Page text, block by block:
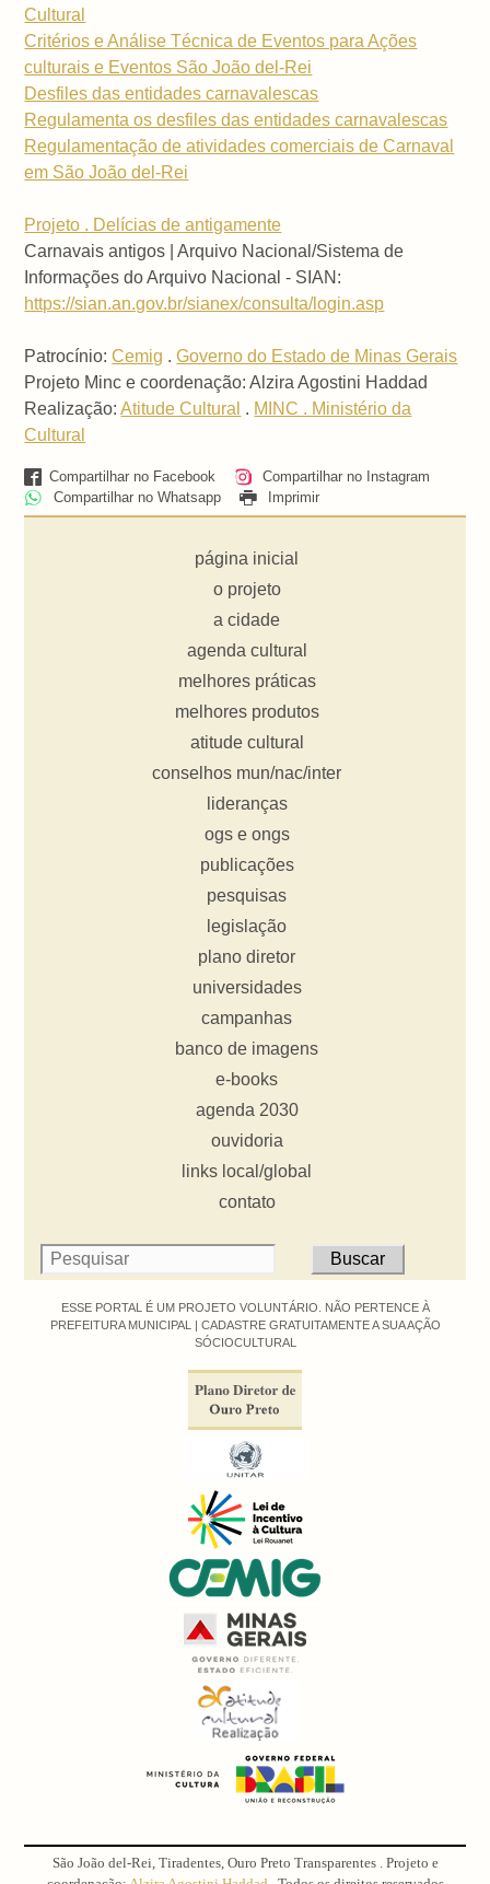
Cultural
Critérios e Análise Técnica de Eventos para Ações
culturais e Eventos São João del-Rei
Desfiles das entidades carnavalescas
Regulamenta os desfiles das entidades carnavalescas
Regulamentação de atividades comerciais de Carnaval
em São João del-Rei
Projeto . Delícias de antigamente
Carnavais antigos | Arquivo Nacional/Sistema de
Informações do Arquivo Nacional - SIAN:
https://sian.an.gov.br/sianex/consulta/login.asp
Patrocínio:Cemig .Governo do Estado de Minas Gerais
Projeto Minc e coordenação: Alzira Agostini Haddad
Realização:Atitude Cultural . MINC . Ministério da
Cultural
Compartilhar no Facebook
Compartilhar no Instagram
Compartilhar no Whatsapp
Imprimir
página inicial
o projeto
a cidade
agenda cultural
melhores práticas
melhores produtos
atitude cultural
conselhos mun/nac/inter
lideranças
ogs e ongs
publicações
pesquisas
legislação
plano diretor
universidades
campanhas
banco de imagens
e-books
agenda 2030
ouvidoria
links local/global
contato
ESSE PORTAL É UM PROJETO VOLUNTÁRIO. NÃO PERTENCE À
PREFEITURA MUNICIPAL | CADASTRE GRATUITAMENTE A SUA AÇÃO
SÓCIOCULTURAL
São João del-Rei, Tiradentes, Ouro Preto Transparentes . Projeto e